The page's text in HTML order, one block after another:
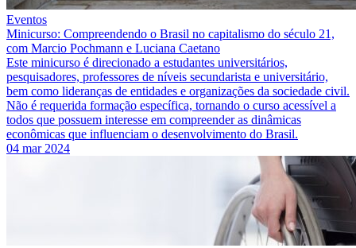
Eventos
Minicurso: Compreendendo o Brasil no capitalismo do século 21,
com Marcio Pochmann e Luciana Caetano
Este minicurso é direcionado a estudantes universitários,
pesquisadores, professores de níveis secundarista e universitário,
bem como lideranças de entidades e organizações da sociedade civil.
Não é requerida formação específica, tornando o curso acessível a
todos que possuem interesse em compreender as dinâmicas
econômicas que influenciam o desenvolvimento do Brasil.
04 mar 2024